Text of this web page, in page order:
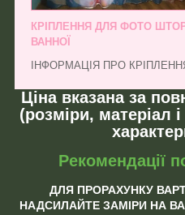
КРІПЛЕННЯ ДЛЯ ФОТО
ВАННОЇ
ІНФОРМАЦІЯ ПРО
Ціна вказана за
(розміри, матеріал
Рекомендації
ДЛЯ ПРОРАХУНКУ
НАДСИЛАЙТЕ ЗАМІРИ НА